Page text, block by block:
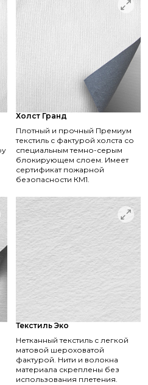
Холст Гранд
Плотный и прочный Премиум
текстиль с фактурой холста со
специальным темно-серым
блокирующем слоем. Имеет
сертификат пожарной
безопасности КМ1.
Текстиль Эко
Нетканный текстиль с легкой
матовой шероховатой
фактурой. Нити и волокна
материала скреплены без
использования плетения.